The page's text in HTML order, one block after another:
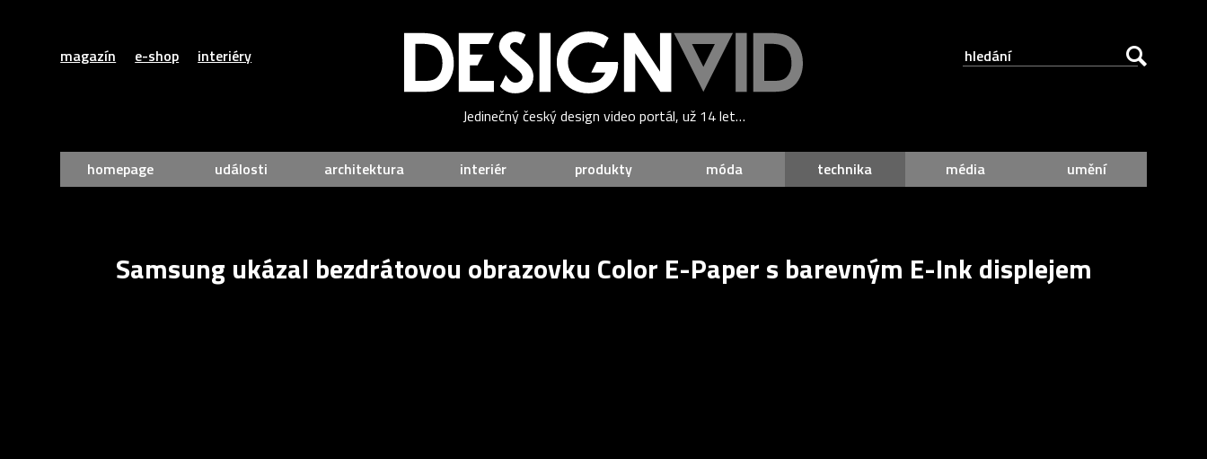
magazín e-shop interiéry
Jedinečný český design video portál, už 14 let…
homepage události architektura interiér produkty móda technika média umění
Samsung ukázal bezdrátovou obrazovku Color E-Paper s barevným E-Ink displejem